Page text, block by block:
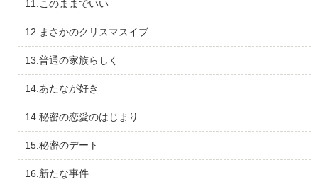
11.このままでいい
12.まさかのクリスマスイブ
13.普通の家族らしく
14.あたなが好き
14.秘密の恋愛のはじまり
15.秘密のデート
16.新たな事件